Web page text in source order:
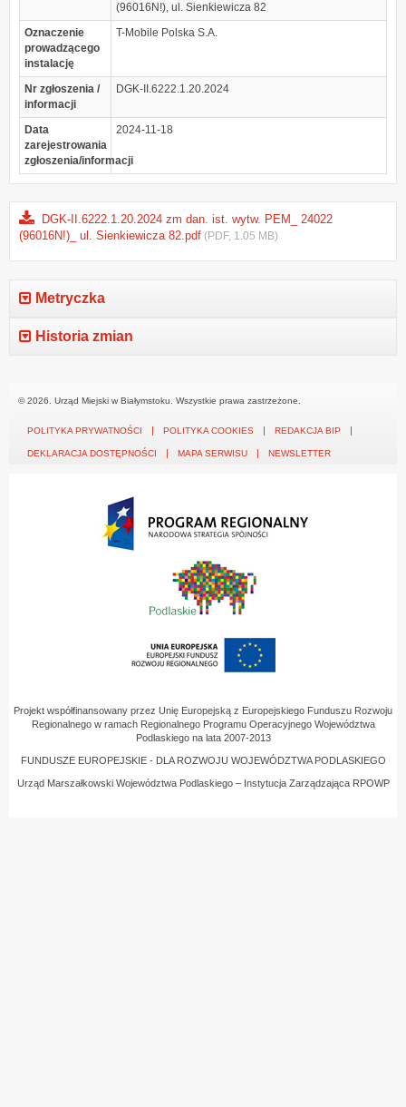
(96016N!), ul. Sienkiewicza 82
Oznaczenie
prowadzącego
instalację
T-Mobile Polska S.A.
Nr zgłoszenia /
informacji
DGK-II.6222.1.20.2024
Data
zarejestrowania
zgłoszenia/informacji
2024-11-18
DGK-II.6222.1.20.2024 zm dan. ist. wytw. PEM_ 24022
(96016N!)_ ul. Sienkiewicza 82.pdf (PDF, 1.05 MB)
Metryczka
Historia zmian
© 2026. Urząd Miejski w Białymstoku. Wszystkie prawa zastrzeżone.
POLITYKA PRYWATNOŚCI POLITYKA COOKIES REDAKCJA BIP
DEKLARACJA DOSTĘPNOŚCI MAPA SERWISU NEWSLETTER
Projekt współfinansowany przez Unię Europejską z Europejskiego Funduszu Rozwoju
Regionalnego w ramach Regionalnego Programu Operacyjnego Województwa
Podlaskiego na lata 2007-2013
FUNDUSZE EUROPEJSKIE - DLA ROZWOJU WOJEWÓDZTWA PODLASKIEGO
Urząd Marszałkowski Województwa Podlaskiego – Instytucja Zarządzająca RPOWP